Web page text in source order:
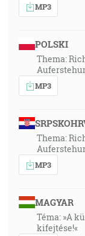
MP3
POLSKI
Thema:
MP3
Thema:
MP3
MAGYAR
Téma: »A
kifejtése!«